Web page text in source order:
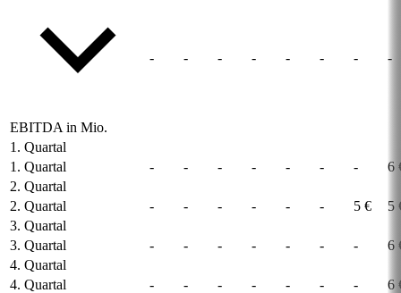
EBITDA in Mio.
- - - - - - - -
1. Quartal
1. Quartal
- - - - - - -
6
2. Quartal
2. Quartal
- - - - - - 5 €
5
3. Quartal
3. Quartal
- - - - - - -
6
4. Quartal
4. Quartal
- - - - - - - 6